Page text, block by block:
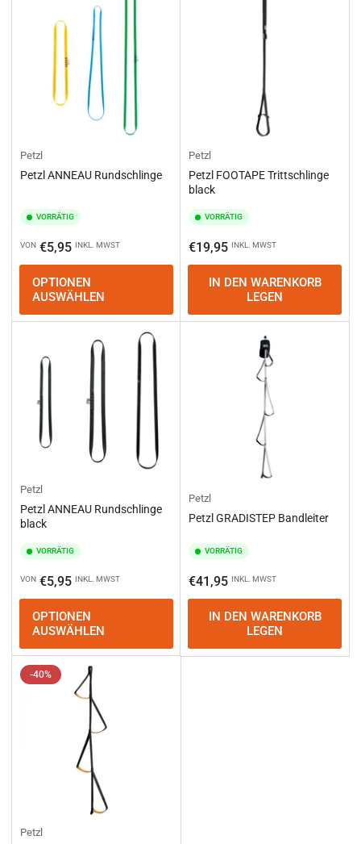
Petzl
Petzl ANNEAU Rundschlinge
VORRÄTIG
Normaler
Preis
VON €5,95 INKL. MWST
OPTIONEN
AUSWÄHLEN
Petzl
Petzl FOOTAPE Trittschlinge
black
VORRÄTIG
Normaler
Preis
€19,95 INKL. MWST
IN DEN WARENKORB
LEGEN
Petzl
Petzl ANNEAU Rundschlinge
black
VORRÄTIG
Normaler
Preis
VON €5,95 INKL. MWST
OPTIONEN
AUSWÄHLEN
Petzl
Petzl GRADISTEP Bandleiter
VORRÄTIG
Normaler
Preis
€41,95 INKL. MWST
IN DEN WARENKORB
LEGEN
-40%
Petzl